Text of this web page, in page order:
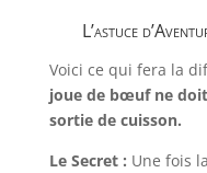
L’astuce
Voici ce qui fera la
joue de bœuf ne
sortie de cuisson.
Le Secret : Une fois